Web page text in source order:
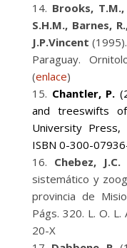
Brooks,
S.H.M., Barnes,
J.P.Vincent
Paraguay.
(enlace)
Chantler, P.
and treeswifts
University
ISBN 0-300-
Chebez, J.C.
sistemático y
provincia de
Págs. 320. L. O.
20-X